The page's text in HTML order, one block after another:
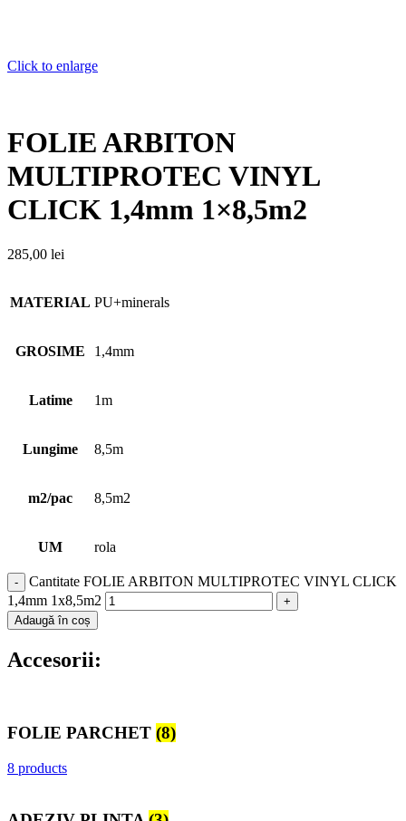
Click to enlarge
FOLIE ARBITON
MULTIPROTEC VINYL
CLICK 1,4mm 1×8,5m2
285,00 lei
MATERIAL PU+minerals
GROSIME 1,4mm
Latime 1m
Lungime 8,5m
m2/pac 8,5m2
UM rola
Cantitate FOLIE ARBITON MULTIPROTEC VINYL CLICK
1,4mm 1x8,5m2
Adaugă în coș
Accesorii:
FOLIE PARCHET (8)
8 products